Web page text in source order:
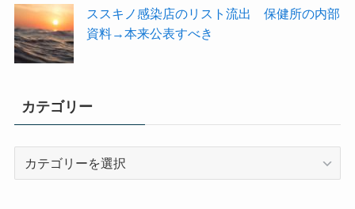
ススキノ感染店のリスト流出 保健所の内部
資料→本来公表すべき
カテゴリー